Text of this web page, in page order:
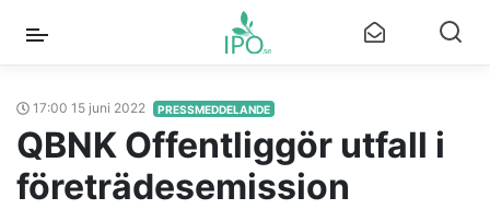
17:00 15 juni 2022 PRESSMEDDELANDE
QBNK Offentliggör utfall i
företrädesemission